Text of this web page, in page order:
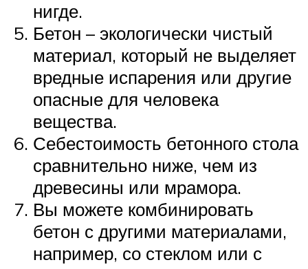
нигде.
Бетон – экологически чистый
материал, который не выделяет
вредные испарения или другие
опасные для человека
вещества.
Себестоимость бетонного стола
сравнительно ниже, чем из
древесины или мрамора.
Вы можете комбинировать
бетон с другими материалами,
например, со стеклом или с